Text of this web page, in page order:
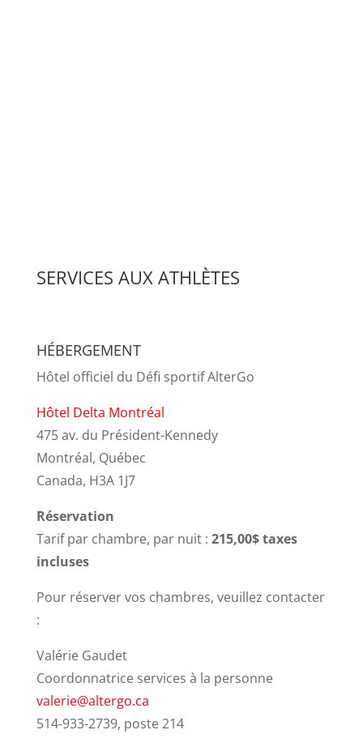
SERVICES AUX ATHLÈTES
HÉBERGEMENT
Hôtel officiel du Défi sportif AlterGo
Hôtel Delta Montréal
475 av. du Président-Kennedy
Montréal, Québec
Canada, H3A 1J7
Réservation
Tarif par chambre, par nuit : 215,00$ taxes
incluses
Pour réserver vos chambres, veuillez contacter
:
Valérie Gaudet
Coordonnatrice services à la personne
valerie@altergo.ca
514-933-2739, poste 214